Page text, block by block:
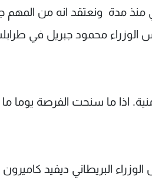
منذ مدة ونعتقد انه من
محمود جبريل في
اذا ما سنحت الفرصة يوما ما
الوزراء البريطاني ديفيد